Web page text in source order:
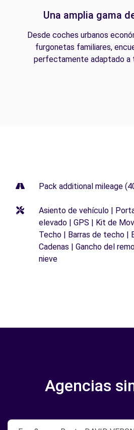
Una amplia gama
Desde coches urbanos
furgonetas familiares,
perfectamente adaptado a
Pack additional mileage
Asiento de vehículo |
elevado | GPS | Kit de
Techo | Barras de techo |
Cadenas | Gancho del
nieve
Agencias